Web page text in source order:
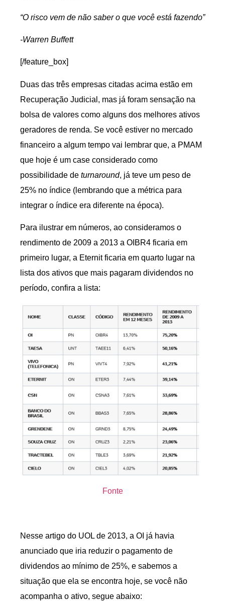
“O risco vem de não saber o que você está fazendo”
-Warren Buffett
[/feature_box]
Duas das três empresas citadas acima estão em
Recuperação Judicial, mas já foram sensação na
bolsa de valores como alguns dos melhores ativos
geradores de renda. Se você estiver no mercado
financeiro a algum tempo vai lembrar que, a PMAM
que hoje é um case considerado como
possibilidade de turnaround, já teve um peso de
25% no índice (lembrando que a métrica para
integrar o índice era diferente na época).
Para ilustrar em números, ao consideramos o
rendimento de 2009 a 2013 a OIBR4 ficaria em
primeiro lugar, a Eternit ficaria em quarto lugar na
lista dos ativos que mais pagaram dividendos no
período, confira a lista:
Fonte
Nesse artigo do UOL de 2013, a OI já havia
anunciado que iria reduzir o pagamento de
dividendos ao mínimo de 25%, e sabemos a
situação que ela se encontra hoje, se você não
acompanha o ativo, segue abaixo: